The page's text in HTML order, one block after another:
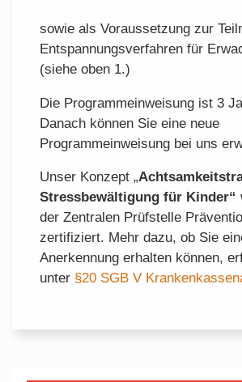
sowie als Voraussetzung zur
Entspannungsverfahren für
(siehe oben 1.)
Die Programmeinweisung ist 3
Danach können Sie eine neue
Programmeinweisung bei uns
Unser Konzept „
Stressbewältigung für Kinder“
der Zentralen Prüfstelle
zertifiziert. Mehr dazu, ob Sie
Anerkennung erhalten können,
unter §20 SGB V